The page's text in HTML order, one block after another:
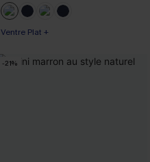
Ventre Plat +
-21%